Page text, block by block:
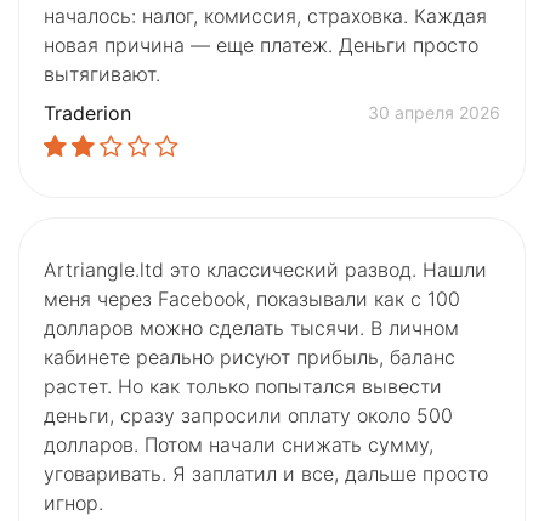
началось: налог, комиссия, страховка. Каждая
новая причина — еще платеж. Деньги просто
вытягивают.
Traderion
30 апреля 2026
Artriangle.ltd это классический развод. Нашли
меня через Facebook, показывали как с 100
долларов можно сделать тысячи. В личном
кабинете реально рисуют прибыль, баланс
растет. Но как только попытался вывести
деньги, сразу запросили оплату около 500
долларов. Потом начали снижать сумму,
уговаривать. Я заплатил и все, дальше просто
игнор.